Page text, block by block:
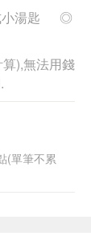
湯匙
◎
),無法用錢
(單筆不累